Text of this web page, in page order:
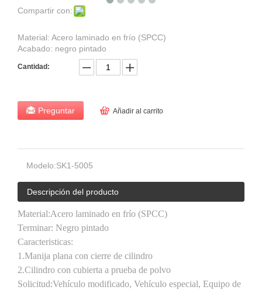
Compartir con:
Material: Acero laminado en frío (SPCC)
Acabado: negro pintado
Cantidad:
Preguntar Añadir al carrito
Modelo:SK1-5005
Descripción del producto
Material:Acero laminado en frío (SPCC)
Terminar: Negro pintado
Caracteristicas:
1.Manija plana con cierre de cilindro
2.Cilindro con cubierta a prueba de polvo
Solicitud:Vehículo modificado, Vehículo especial, Equipo de